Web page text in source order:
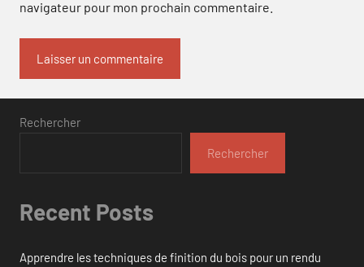
navigateur pour mon prochain commentaire.
Rechercher
Rechercher
Recent Posts
Apprendre les techniques de finition du bois pour un rendu